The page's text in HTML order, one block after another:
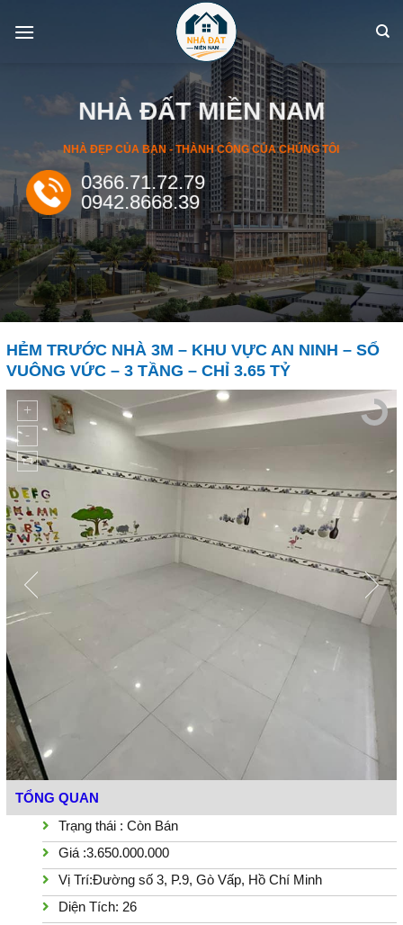
NHÀ ĐẤT MIỀN NAM
NHÀ ĐẸP CỦA BẠN - THÀNH CÔNG CỦA CHÚNG TÔI
0366.71.72.79
0942.8668.39
HẺM TRƯỚC NHÀ 3M – KHU VỰC AN NINH – SỔ
VUÔNG VỨC – 3 TẦNG – CHỈ 3.65 TỶ
TỔNG QUAN
Trạng thái : Còn Bán
Giá :3.650.000.000
Vị Trí:Đường số 3, P.9, Gò Vấp, Hồ Chí Minh
Diện Tích: 26